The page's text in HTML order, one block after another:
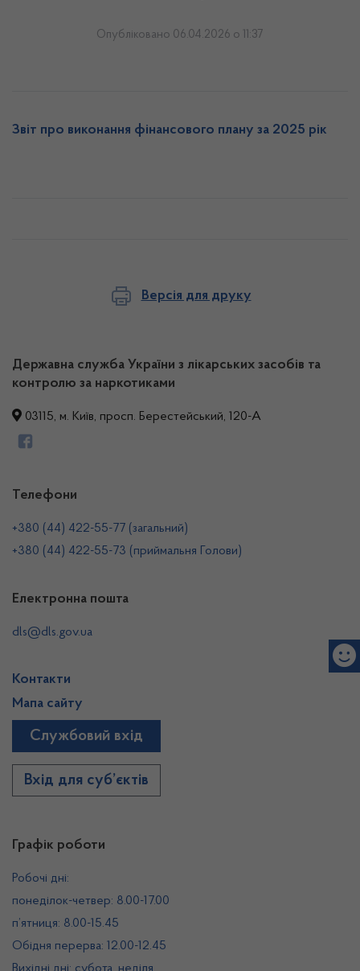
Опубліковано 06.04.2026 о 11:37
Звіт про виконання фінансового плану за 2025 рік
Версія для друку
Державна служба України з лікарських засобів та
контролю за наркотиками
03115, м. Київ, просп. Берестейський, 120-А
Графік роботи
Робочі дні:
понеділок-четвер: 8.00-17.00
п’ятниця: 8.00-15.45
Обідня перерва: 12.00-12.45
Телефони
+380 (44) 422-55-77 (загальний)
+380 (44) 422-55-73 (приймальня Голови)
Електронна пошта
dls@dls.gov.ua
Контакти
Мапа сайту
Службовий вхід
Вхід для суб’єктів